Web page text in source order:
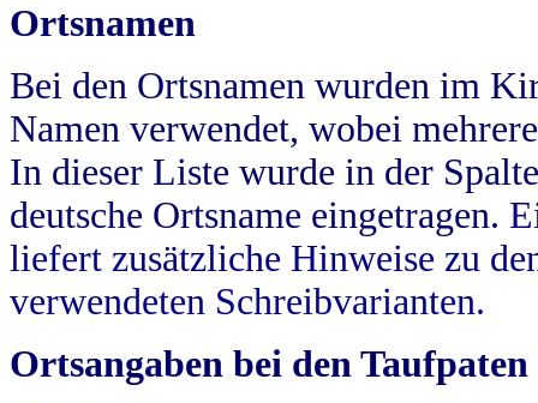
Ortsnamen
Bei den Ortsnamen wurden im
Namen verwendet, wobei
In dieser Liste wurde in der
deutsche Ortsname eingetragen.
liefert zusätzliche Hinweise zu
verwendeten Schreibvarianten.
Ortsangaben bei den Taufpaten